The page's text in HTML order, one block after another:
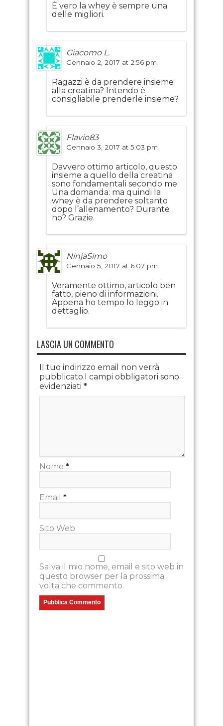
È vero la whey è sempre una
delle migliori.
Giacomo L.
Gennaio 2, 2017 at 2:56 pm
Ragazzi è da prendere insieme
alla creatina? Intendo è
consigliabile prenderle insieme?
Flavio83
Gennaio 3, 2017 at 5:03 pm
Davvero ottimo articolo, questo
insieme a quello della creatina
sono fondamentali secondo me.
Una domanda: ma quindi la
whey è da prendere soltanto
dopo l’allenamento? Durante
no? Grazie.
NinjaSimo
Gennaio 5, 2017 at 6:07 pm
Veramente ottimo, articolo ben
fatto, pieno di informazioni.
Appena ho tempo lo leggo in
dettaglio.
LASCIA UN COMMENTO
Il tuo indirizzo email non verrà
pubblicato.I campi obbligatori sono
evidenziati *
Nome *
Email *
Sito Web
Salva il mio nome, email e sito web in
questo browser per la prossima
volta che commento.